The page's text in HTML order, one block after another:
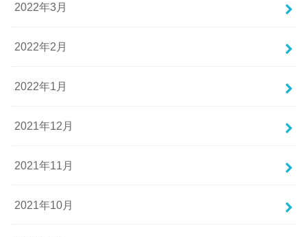
2022年3月
2022年2月
2022年1月
2021年12月
2021年11月
2021年10月